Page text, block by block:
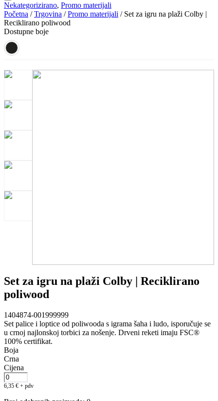
Nekategorizirano, Promo materijali
Početna /Trgovina /Promo materijali / Set za igru na plaži Colby |
Reciklirano poliwood
Dostupne boje
Set za igru na plaži Colby | Reciklirano
poliwood
1404874-001999999
Set palice i loptice od poliwooda s igrama šaha i ludo, isporučuje se
u crnoj najlonskoj torbici za nošenje. Drveni reketi imaju FSC®
100% certifikat.
Boja
Crna
Cijena
6,35 € + pdv